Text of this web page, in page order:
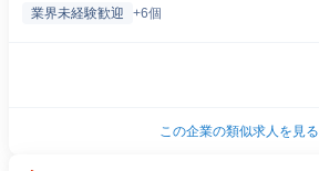
業界未経験歓迎 +6個
この企業の類似求人を見る